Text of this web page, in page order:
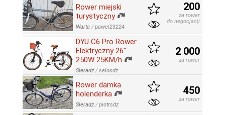
Rower miejski
turystyczny
Warta /pawel23224
200
za rower
do negocjacji
DYU C6 Pro Rower
Elektryczny 26''
250W 25KM/h
Sieradz /selosdz
2 000
za rower
Rower damka
holenderka
Sieradz /piotrsdz
450
za rower